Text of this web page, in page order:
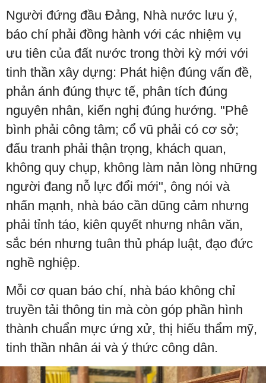
Người đứng đầu Đảng, Nhà nước lưu ý,
báo chí phải đồng hành với các nhiệm vụ
ưu tiên của đất nước trong thời kỳ mới với
tinh thần xây dựng: Phát hiện đúng vấn đề,
phản ánh đúng thực tế, phân tích đúng
nguyên nhân, kiến nghị đúng hướng. "Phê
bình phải công tâm; cổ vũ phải có cơ sở;
đấu tranh phải thận trọng, khách quan,
không quy chụp, không làm nản lòng những
người đang nỗ lực đổi mới", ông nói và
nhấn mạnh, nhà báo cần dũng cảm nhưng
phải tỉnh táo, kiên quyết nhưng nhân văn,
sắc bén nhưng tuân thủ pháp luật, đạo đức
nghề nghiệp.
Mỗi cơ quan báo chí, nhà báo không chỉ
truyền tải thông tin mà còn góp phần hình
thành chuẩn mực ứng xử, thị hiếu thẩm mỹ,
tinh thần nhân ái và ý thức công dân.